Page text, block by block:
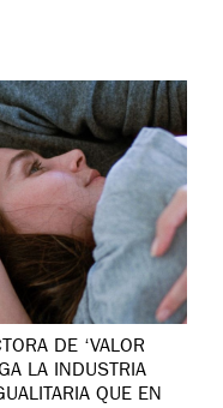
DE ‘VALOR
LA INDUSTRIA
QUE EN